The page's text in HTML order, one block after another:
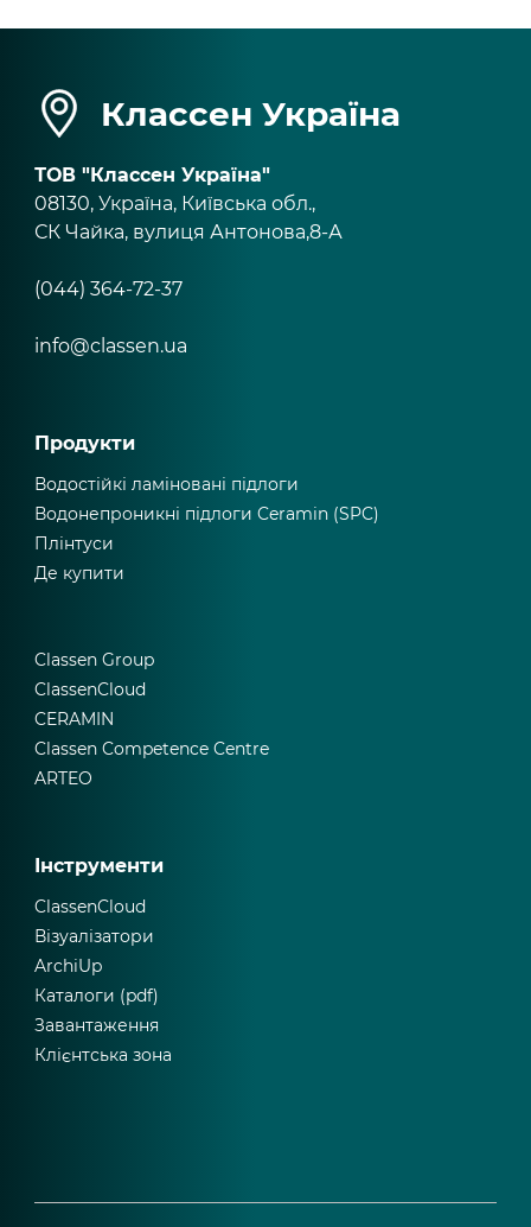
Классен Україна
ТОВ "Классен Україна"
08130, Україна, Київська обл.,
СК Чайка, вулиця Антонова,8-А
(044) 364-72-37
info@classen.ua
Продукти
Водостійкі ламіновані підлоги
Водонепроникні підлоги Ceramin (SPC)
Плінтуси
Де купити
Classen Group
ClassenCloud
CERAMIN
Classen Competence Centre
ARTEO
Інструменти
ClassenCloud
Візуалізатори
ArchiUp
Каталоги (pdf)
Завантаження
Клієнтська зона